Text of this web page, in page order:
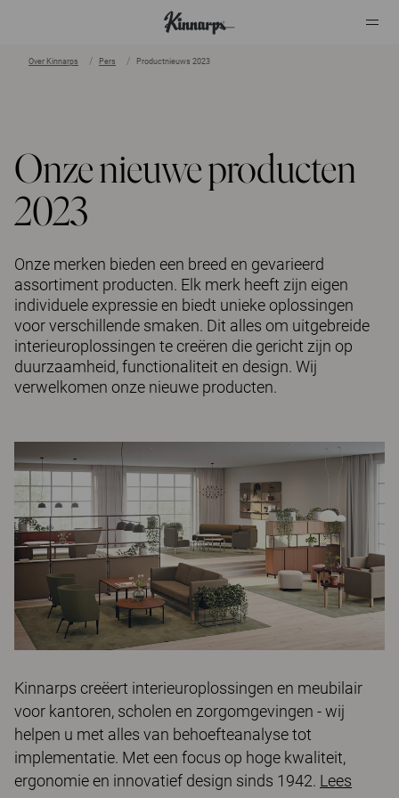
Over Kinnarps Pers Productnieuws 2023
Onze nieuwe producten
2023
Onze merken bieden een breed en gevarieerd
assortiment producten. Elk merk heeft zijn eigen
individuele expressie en biedt unieke oplossingen
voor verschillende smaken. Dit alles om uitgebreide
interieuroplossingen te creëren die gericht zijn op
duurzaamheid, functionaliteit en design. Wij
verwelkomen onze nieuwe producten.
Kinnarps creëert interieuroplossingen en meubilair
voor kantoren, scholen en zorgomgevingen - wij
helpen u met alles van behoefteanalyse tot
implementatie. Met een focus op hoge kwaliteit,
ergonomie en innovatief design sinds 1942. Lees